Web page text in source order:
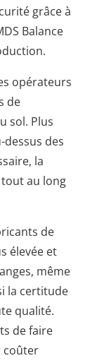
grâce à
Balance
opérateurs
de
sol. Plus
des
la
au long
de
élevée et
même
la certitude
qualité.
de faire
coûter